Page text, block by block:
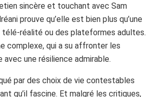
sincère et touchant avec Sam
prouve qu’elle est bien plus qu’une
télé-réalité ou des plateformes adultes.
complexe, qui a su affronter les
une résilience admirable.
par des choix de vie contestables
qu’il fascine. Et malgré les critiques,